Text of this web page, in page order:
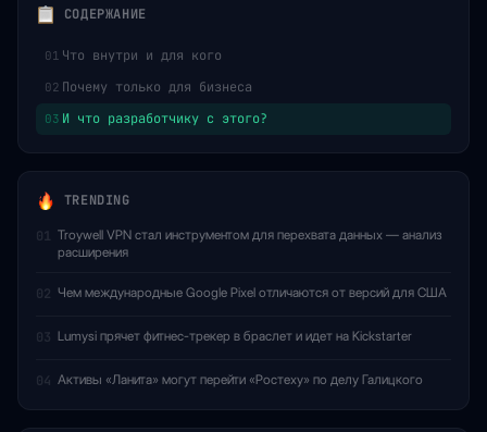
СОДЕРЖАНИЕ
01 Что внутри и для кого
02 Почему только для бизнеса
03 И что разработчику с этого?
TRENDING
01 Troywell VPN стал инструментом для перехвата данных — анализ
расширения
02 Чем международные Google Pixel отличаются от версий для США
03 Lumysi прячет фитнес-трекер в браслет и идет на Kickstarter
04 Активы «Ланита» могут перейти «Ростеху» по делу Галицкого